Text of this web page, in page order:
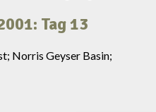
Tag 13
Norris Geyser Basin;